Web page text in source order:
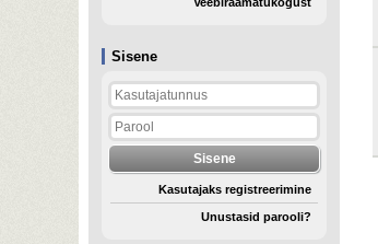
Sisene
Kasutajaks registreerimine
Unustasid parooli?